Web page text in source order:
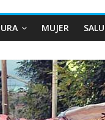
MUJER